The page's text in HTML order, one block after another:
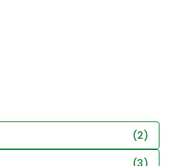
(2)
(3)